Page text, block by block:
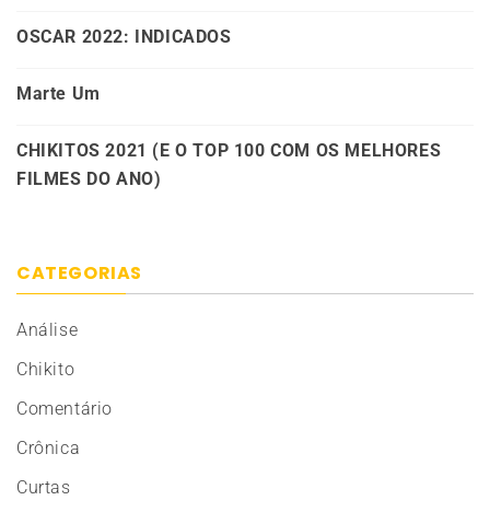
OSCAR 2022: INDICADOS
Marte Um
CHIKITOS 2021 (E O TOP 100 COM OS MELHORES
FILMES DO ANO)
CATEGORIAS
Análise
Chikito
Comentário
Crônica
Curtas